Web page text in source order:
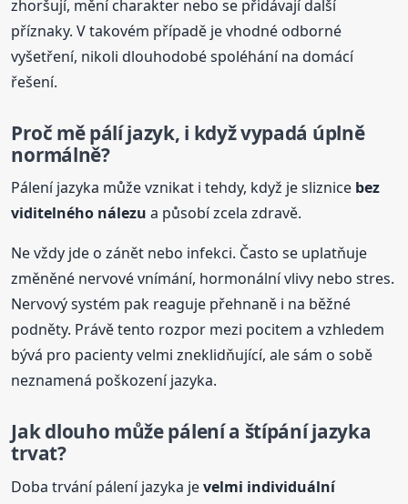
zhoršují, mění charakter nebo se přidávají další
příznaky. V takovém případě je vhodné odborné
vyšetření, nikoli dlouhodobé spoléhání na domácí
řešení.
Proč mě pálí jazyk, i když vypadá úplně
normálně?
Pálení jazyka může vznikat i tehdy, když je sliznice bez
viditelného nálezu a působí zcela zdravě.
Ne vždy jde o zánět nebo infekci. Často se uplatňuje
změněné nervové vnímání, hormonální vlivy nebo stres.
Nervový systém pak reaguje přehnaně i na běžné
podněty. Právě tento rozpor mezi pocitem a vzhledem
bývá pro pacienty velmi zneklidňující, ale sám o sobě
neznamená poškození jazyka.
Jak dlouho může pálení a štípání jazyka
trvat?
Doba trvání pálení jazyka jevelmi individuální